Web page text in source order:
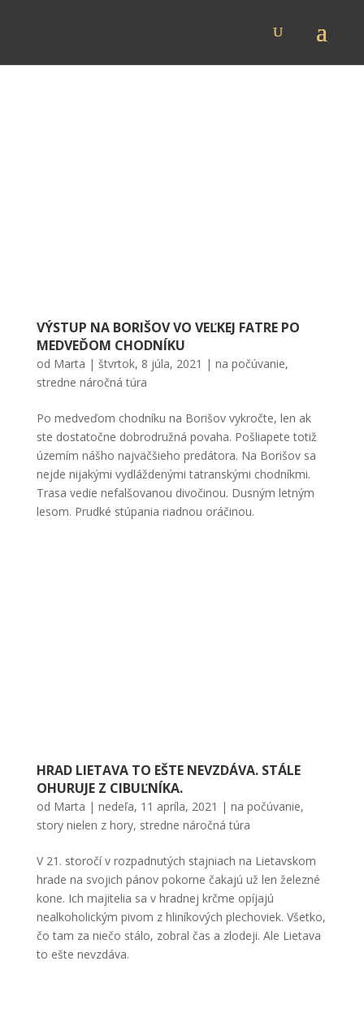
VÝSTUP NA BORIŠOV VO VEĽKEJ FATRE PO
MEDVEĎOM CHODNÍKU
od Marta | štvrtok, 8 júla, 2021 | na počúvanie,
stredne náročná túra
Po medveďom chodníku na Borišov vykročte, len ak
ste dostatočne dobrodružná povaha. Pošliapete totiž
územím nášho najväčšieho predátora. Na Borišov sa
nejde nijakými vydláždenými tatranskými chodníkmi.
Trasa vedie nefalšovanou divočinou. Dusným letným
lesom. Prudké stúpania riadnou oráčinou.
HRAD LIETAVA TO EŠTE NEVZDÁVA. STÁLE
OHURUJE Z CIBUĽNÍKA.
od Marta | nedeľa, 11 apríla, 2021 | na počúvanie,
story nielen z hory, stredne náročná túra
V 21. storočí v rozpadnutých stajniach na Lietavskom
hrade na svojich pánov pokorne čakajú už len železné
kone. Ich majitelia sa v hradnej krčme opíjajú
nealkoholickým pivom z hliníkových plechoviek. Všetko,
čo tam za niečo stálo, zobral čas a zlodeji. Ale Lietava
to ešte nevzdáva.